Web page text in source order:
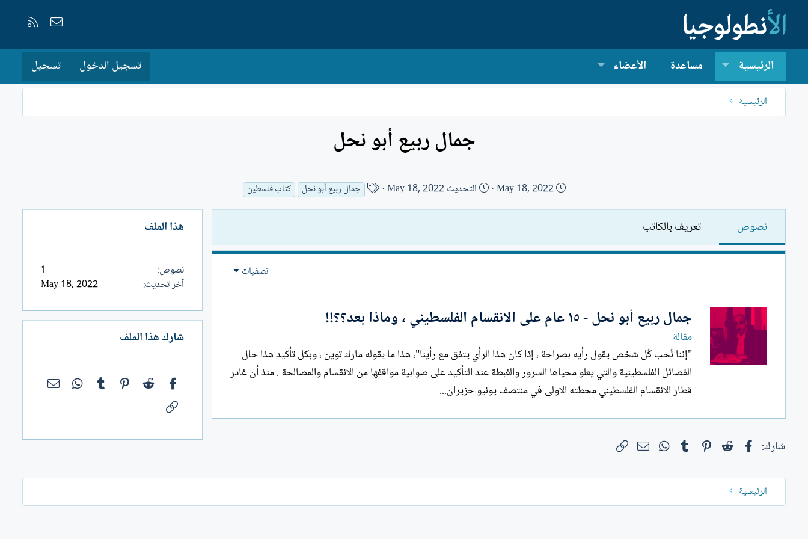
إتصل بنا
الرئيسية مساعدة الأعضاء تسجيل الدخول تسجيل
الرئيسية
جمال ربيع أبو نحل
ت
ا
خ
إ
ش
ء
May 18, 2022 التحديث May 18, 2022
ا
س
ل
ت
جمال ربيع أبو نحل كتاب فلسطين
نصوص تعريف بالكاتب
تصفيات
جمال ربيع أبو نحل - ١٥ عام على الانقسام الفلسطيني ، وماذا بعد؟؟!!
مقالة
"إننا نُحب كُل شخص يقول رأيه بصراحة ، إذا كان هذا الرأي يتفق مع رأينا"، هذا ما يقوله مارك توين ، وبكل تأكيد هذا حال
الفصائل الفلسطينية والتي يعلو محياها السرور والغبطة عند التأكيد على صوابية مواقفها من الانقسام والمصالحة . منذ أن غادر
قطار الانقسام الفلسطيني محطته الاولى في منتصف يونيو حزيران...
شارك: فيسبوكReddit
Pinterest
Tumblr
WhatsAppالبريد الإلكتروني
هذا الملف
نصوص
1
آخر تحديث
May 18, 2022
شارك هذا الملف
فيسبوك Reddit
Pinterest
Tumblr
WhatsApp
الرئيسية